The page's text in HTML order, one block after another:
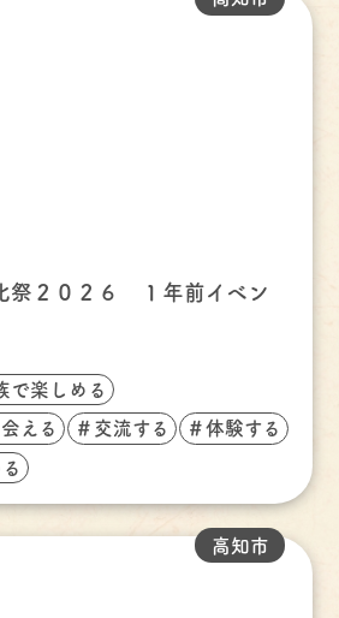
祭２０２６ １年前イベン
で楽しめる
える ＃交流する ＃体験する
高知市